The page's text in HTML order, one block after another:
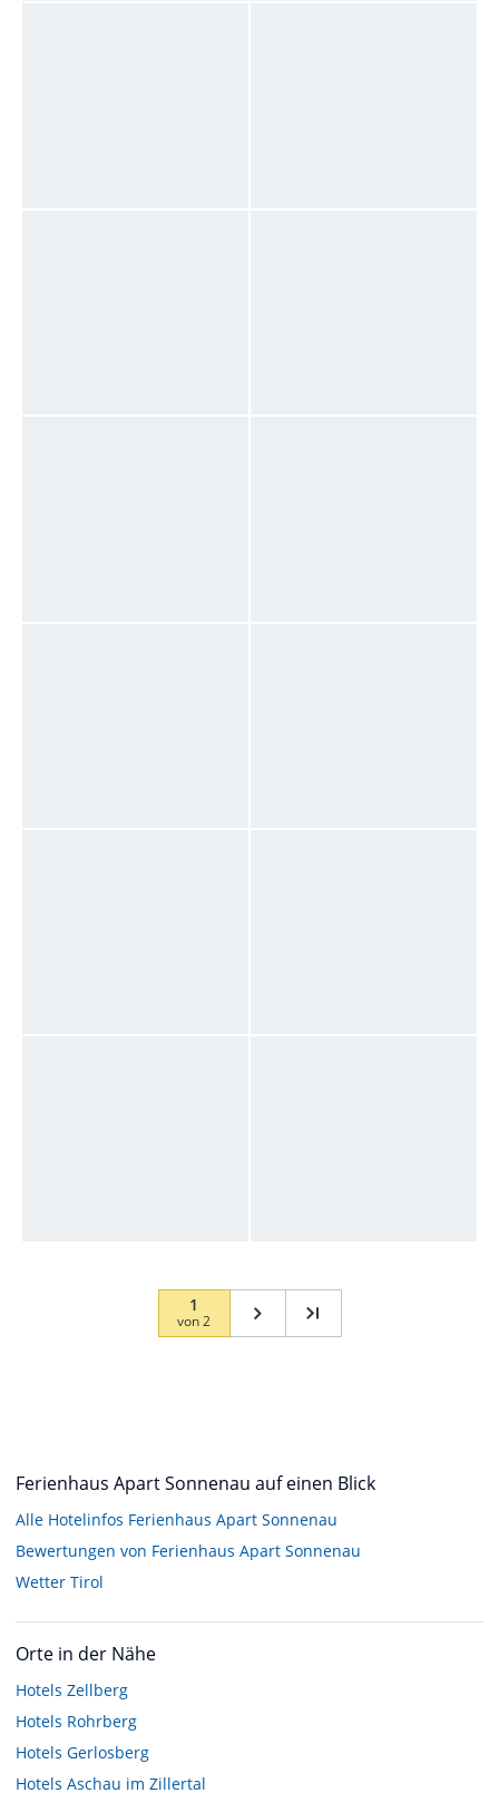
1
von2
Ferienhaus Apart Sonnenau auf einen Blick
Alle Hotelinfos Ferienhaus Apart Sonnenau
Bewertungen von Ferienhaus Apart Sonnenau
Wetter Tirol
Orte in der Nähe
Hotels Zellberg
Hotels Rohrberg
Hotels Gerlosberg
Hotels Aschau im Zillertal